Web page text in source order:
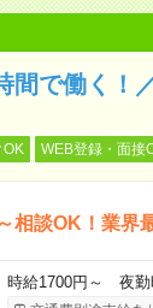
間で働く！
OK WEB登録・面接
相談OK！業界
時給1700円～ 夜勤